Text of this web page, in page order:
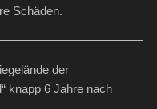
Schäden.
der
knapp 6 Jahre nach